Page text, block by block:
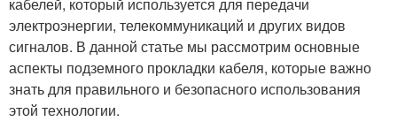
кабелей, который используется для передачи
электроэнергии, телекоммуникаций и других видов
сигналов. В данной статье мы рассмотрим основные
аспекты подземного прокладки кабеля, которые важно
знать для правильного и безопасного использования
этой технологии.